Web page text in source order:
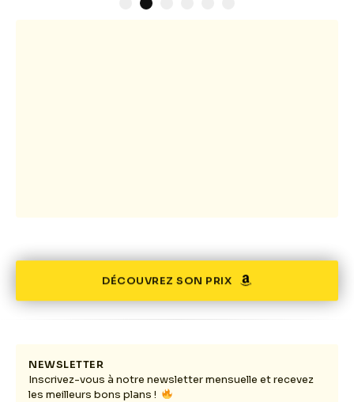
4
DÉCOUVREZ SON PRIX
NEWSLETTER
Inscrivez-vous à notre newsletter mensuelle et recevez
les meilleurs bons plans !